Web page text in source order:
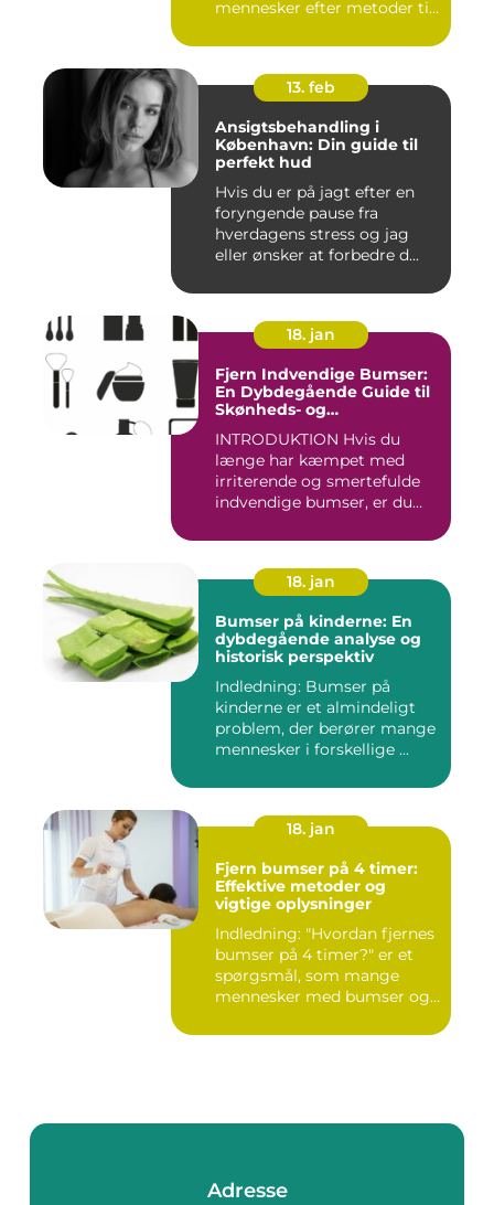
mennesker efter metoder til
13. feb
Ansigtsbehandling i
København: Din guide til
perfekt hud
Hvis du er på jagt efter en
foryngende pause fra
hverdagens stress og jag
eller ønsker at forbedre d...
18. jan
Fjern Indvendige Bumser:
En Dybdegående Guide til
Skønheds- og
INTRODUKTION Hvis du
længe har kæmpet med
irriterende og smertefulde
indvendige bumser, er du
18. jan
Bumser på kinderne: En
dybdegående analyse og
historisk perspektiv
Indledning: Bumser på
kinderne er et almindeligt
problem, der berører mange
mennesker i forskellige ...
18. jan
Fjern bumser på 4 timer:
Effektive metoder og
vigtige oplysninger
Indledning: "Hvordan fjernes
bumser på 4 timer?" er et
spørgsmål, som mange
mennesker med bumser og...
Adresse